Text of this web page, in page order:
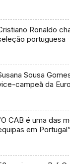
Ronaldo chamado à
portuguesa
Sousa
campeã da
CAB é uma das
em Portugal”